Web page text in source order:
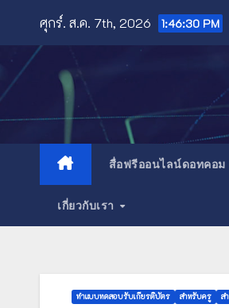
content
ศุกร์. ส.ค. 7th, 2026 1:46:32 PM
สื่อฟรีออนไลน์ดอทคอม
เกี่ยวกับเรา
ทำแบบทดสอบรับเกียรติบัตร สำหรับครู ส